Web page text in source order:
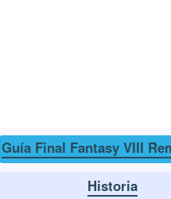
Guía Final Fantasy VIII
Historia